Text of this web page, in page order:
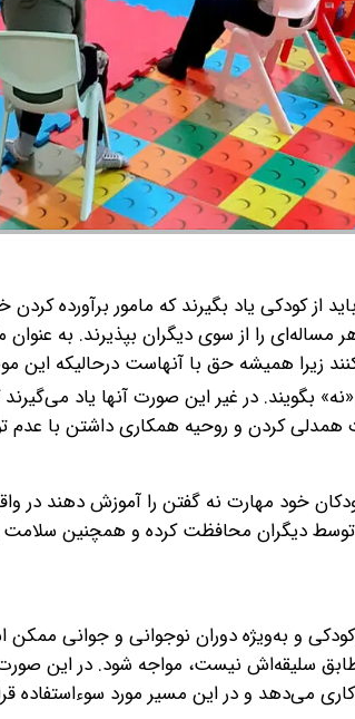
از کودکی یاد بگیرند که مامور برآورده
هر مساله‌ای را از سوی دیگران بپذیرند. به
زیرا همیشه حق با آنهاست درحالیکه این
بگویند. در غیر این صورت آنها یاد
همدلی کردن و روحیه همکاری داشتن با عدم
خود مهارت نه گفتن را آموزش دهند در
توسط دیگران محافظت کرده و همچنین
کودکی و به‌ویژه دوران نوجوانی و جوانی
سلیقه‌اش نیست، مواجه شود. در این صورت
می‌دهد و در این مسیر مورد سوءاستفاده